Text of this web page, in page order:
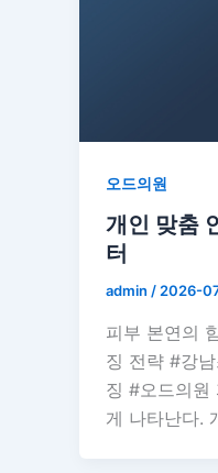
오드의원
개인 맞춤
터
admin /2026-
피부 본연의
징 전략 #강
징 #오드의원
게 나타난다.